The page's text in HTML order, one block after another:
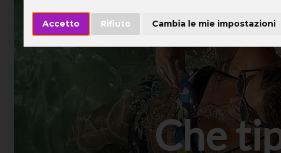
Accetto Rifiuto Cambia le mie impostazioni
Che